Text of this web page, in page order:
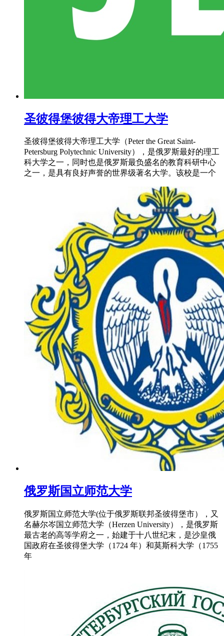
圣彼得堡彼得大帝理工大学
圣彼得堡彼得大帝理工大学（Peter the Great Saint-
Petersburg Polytechnic University），是俄罗斯最好的理工
科大学之一，同时也是俄罗斯最负盛名的教育科研中心
之一，是具有良好声誉的世界级著名大学。该校是一个
俄罗斯国立师范大学
俄罗斯国立师范大学(位于俄罗斯联邦圣彼得堡市），又
名赫尔岑国立师范大学（Herzen University），是俄罗斯
最古老的高等学府之一，始建于十八世纪末，是沙皇俄
国政府在圣彼得堡大学（1724 年）和莫斯科大学（1755
年